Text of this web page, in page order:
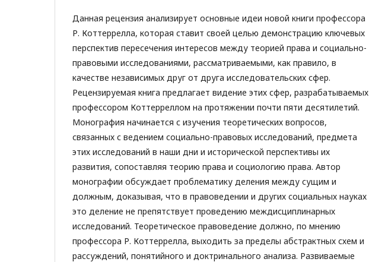
Данная рецензия анализирует основные идеи новой книги профессора
Р. Коттеррелла, которая ставит своей целью демонстрацию ключевых
перспектив пересечения интересов между теорией права и социально-
правовыми исследованиями, рассматриваемыми, как правило, в
качестве независимых друг от друга исследовательских сфер.
Рецензируемая книга предлагает видение этих сфер, разрабатываемых
профессором Коттерреллом на протяжении почти пяти десятилетий.
Монография начинается с изучения теоретических вопросов,
связанных с ведением социально-правовых исследований, предмета
этих исследований в наши дни и исторической перспективы их
развития, сопоставляя теорию права и социологию права. Автор
монографии обсуждает проблематику деления между сущим и
должным, доказывая, что в правоведении и других социальных науках
это деление не препятствует проведению междисциплинарных
исследований. Теоретическое правоведение должно, по мнению
профессора Р. Коттеррелла, выходить за пределы абстрактных схем и
рассуждений, понятийного и доктринального анализа. Развиваемые